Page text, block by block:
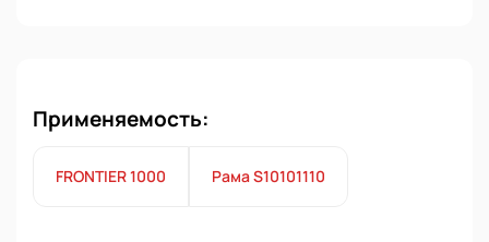
Применяемость:
FRONTIER 1000 Рама S10101110